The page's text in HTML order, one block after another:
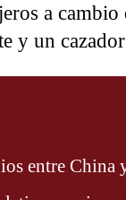
a
y un
entre China